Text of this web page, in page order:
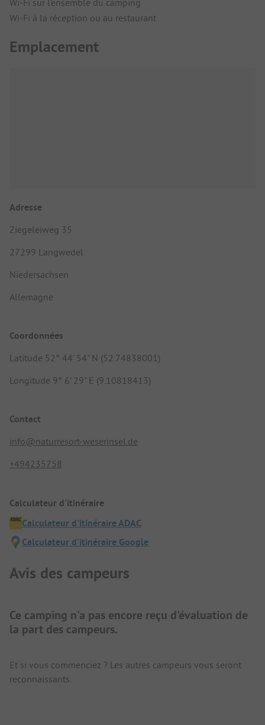
Wi-Fi sur l'ensemble du camping
Wi-Fi à la réception ou au restaurant
Emplacement
Adresse
Ziegeleiweg 35
27299 Langwedel
Niedersachsen
Allemagne
Coordonnées
Latitude 52° 44' 54" N (52.74838001)
Longitude 9° 6' 29" E (9.10818413)
Contact
info@naturresort-weserinsel.de
+494235758
Calculateur d'itinéraire
Calculateur d'itinéraire ADAC
Calculateur d'itinéraire Google
Avis des campeurs
Ce camping n'a pas encore reçu d'évaluation de
la part des campeurs.
Et si vous commenciez ? Les autres campeurs vous seront
reconnaissants.